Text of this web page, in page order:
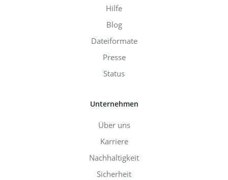
Hilfe
Blog
Dateiformate
Presse
Status
Unternehmen
Über uns
Karriere
Nachhaltigkeit
Sicherheit